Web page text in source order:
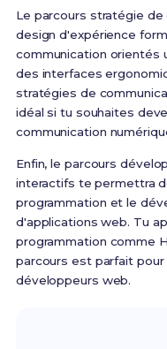
Le parcours stratégie
design d'expérience
communication orientés
des interfaces
stratégies de
idéal si tu souhaites
communication
Enfin, le parcours
interactifs te permettra
programmation et le
d'applications web. Tu
programmation comme
parcours est parfait
développeurs web.